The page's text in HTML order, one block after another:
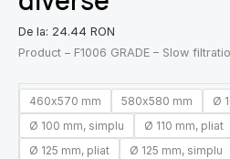
De la: 24.44 RON
Product – F1006 GRADE – Slow
460x570 mm 580x580 mm
Ø
Ø 100 mm, simplu
Ø 110 mm, pliat
Ø 125 mm, pliat
Ø 125 mm, simplu